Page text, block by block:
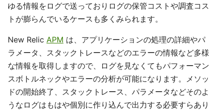
ゆる情報をログで送っておりログの保管コストや調査コス
トが膨らんでいるケースも多くみられます。
New Relic APM は、アプリケーションの処理の詳細やパ
ラメータ、スタックトレースなどのエラーの情報など多様
な情報を取得しますので、ログを見なくてもパフォーマン
スボトルネックやエラーの分析が可能になります。メソッ
ドの開始終了、スタックトレース、パラメータなどそのよ
うなログはもはや個別に作り込んで出力する必要すらあり